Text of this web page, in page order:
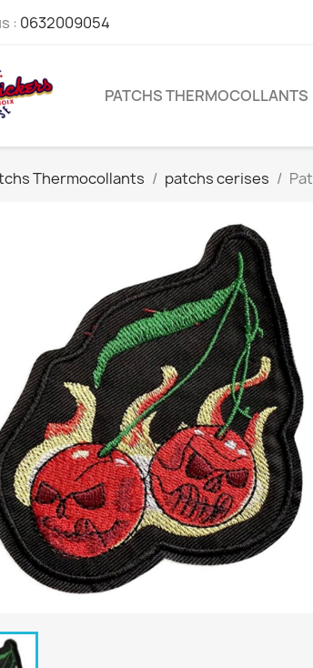
: 0632009054
PATCHS THERMOCOLLANTS
Thermocollants patchs cerises